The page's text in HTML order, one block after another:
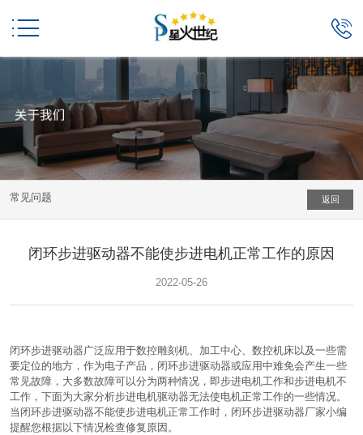
 
常见问题 返回
闭环步进驱动器不能使步进电机正常工作的原因
2022-05-26
闭环步进驱动器广泛应用于数控雕刻机、加工中心、数控机床以及一些需
要定位的地方，作为电子产品，闭环步进驱动器或应用中难免会产生一些
常见故障，大多数故障可以分为两种情况，即步进电机工作和步进电机不
工作，下面为大家分析步进电机驱动器无法使电机正常工作的一些情况。
当闭环步进驱动器不能使步进电机正常工作时，闭环步进驱动器厂家小编
提醒您根据以下情况检查修复原因。